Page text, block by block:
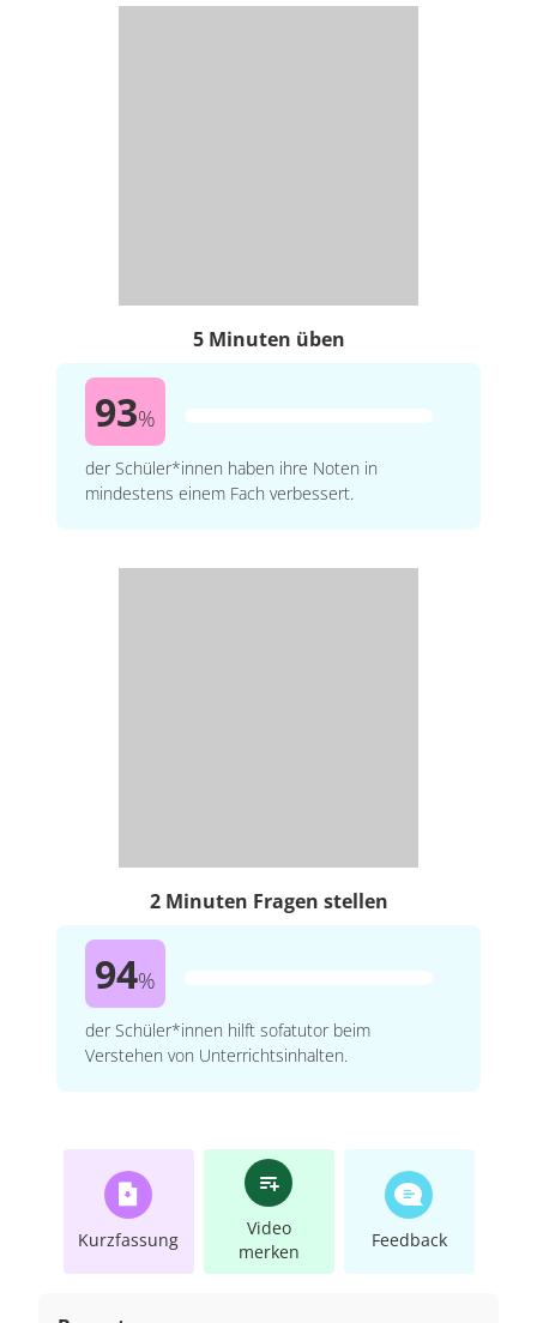
5 Minuten üben
93%
der Schüler*innen haben ihre Noten in
mindestens einem Fach verbessert.
2 Minuten Fragen stellen
94%
der Schüler*innen hilft sofatutor beim
Verstehen von Unterrichtsinhalten.
Kurzfassung
Video
merken
Feedback